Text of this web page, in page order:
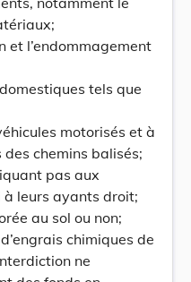
et l’endommagement
tels que
motorisés et à
chemins balisés;
pas aux
leurs ayants droit;
au sol ou non;
chimiques de
ne